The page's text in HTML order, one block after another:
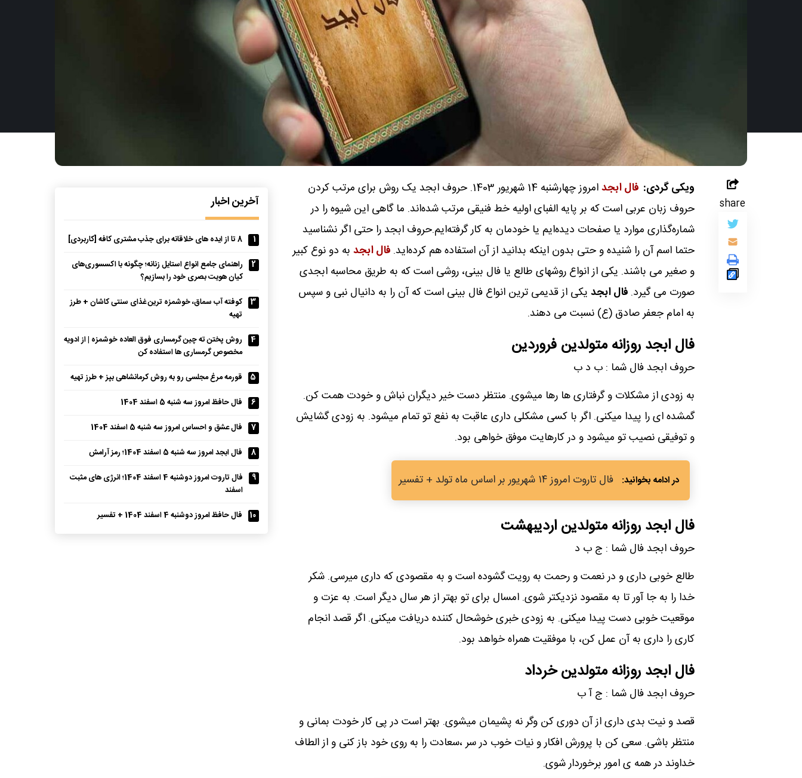
ویکی گردی: فال ابجد
امروز چهارشنبه 14 شهریور 1403. حروف ابجد یک روش برای مرتب کردن
حروف زبان عربی است که بر پایه الفبای اولیه خط فنیقی مرتب شده‌اند. ما گاهی این شیوه را در
شماره‌گذاری موارد یا صفحات دیده‌ایم یا خودمان به کار گرفته‌ایم.حروف ابجد را حتی اگر نشناسید
حتما اسم آن را شنیده و حتی بدون اینکه بدانید از آن استفاده‌ هم کرده‌اید.فال ابجد به دو نوع کبیر
و صغیر می باشند. یکی از انواع روشهای طالع یا فال بینی، روشی است که به طریق محاسبه ابجدی
صورت می گیرد.فال ابجد یکی از قدیمی ترین انواع فال بینی است که آن را به دانیال نبی و سپس
به امام جعفر صادق (ع) نسبت می دهند.
فال ابجد روزانه متولدین فروردین
حروف ابجد فال شما : ب د ب
به زودی از مشکلات و گرفتاری ها رها میشوی. منتظر دست خیر دیگران نباش و خودت همت کن.
گمشده ای را پیدا میکنی. اگر با کسی مشکلی داری عاقبت به نفع تو تمام میشود. به زودی گشایش
و توفیقی نصیب تو میشود و در کارهایت موفق خواهی بود.
فال تاروت امروز ۱۴ شهریور بر اساس ماه تولد + تفسیر
فال ابجد روزانه متولدین اردیبهشت
حروف ابجد فال شما : ج ب د
طالع خوبی داری و در نعمت و رحمت به رویت گشوده است و به مقصودی که داری میرسی. شکر
خدا را به جا آور تا به مقصود نزدیکتر شوی. امسال برای تو بهتر از هر سال دیگر است. به عزت و
موقعیت خوبی دست پیدا میکنی. به زودی خبری خوشحال کننده دریافت میکنی. اگر قصد انجام
کاری را داری به آن عمل کن، با موفقیت همراه خواهد بود.
فال ابجد روزانه متولدین خرداد
حروف ابجد فال شما : ج آ ب
قصد و نیت بدی داری از آن دوری کن وگر نه پشیمان میشوی. بهتر است در پی کار خودت بمانی و
منتظر باشی. سعی کن با پرورش افکار و نیات خوب در سر ،سعادت را به روی خود باز کنی و از الطاف
خداوند در همه ی امور برخوردار شوی.
آخرین اخبار
1
8 تا از ایده های خلاقانه برای جذب مشتری کافه [کاربردی]
2
راهنمای جامع انواع استایل زنانه؛ چگونه با اکسسوری‌های
کیان هویت بصری خود را بسازیم؟
3
کوفته آب سماق، خوشمزه ترین غذای سنتی کاشان + طرز
تهیه
4
روش پختن ته چین گرمساری فوق العاده خوشمزه | از ادویه
مخصوص گرمساری ها استفاده کن
5
قورمه مرغ مجلسی رو به روش کرمانشاهی بپز + طرز تهیه
6
فال حافظ امروز سه شنبه 5 اسفند 1404
7
فال عشق و احساس امروز سه شنبه 5 اسفند 1404
8
فال ابجد امروز سه شنبه 5 اسفند 1404؛ رمز آرامش
9
فال تاروت امروز دوشنبه 4 اسفند 1404؛ انرژی های مثبت
اسفند
10
فال حافظ امروز دوشنبه 4 اسفند 1404 + تفسیر
share